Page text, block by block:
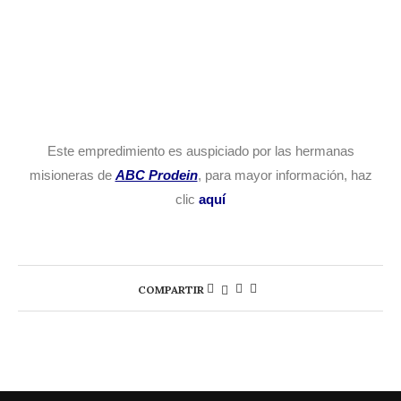
Este empredimiento es auspiciado por las hermanas
misioneras de ABC Prodein, para mayor información, haz
clic aquí
COMPARTIR